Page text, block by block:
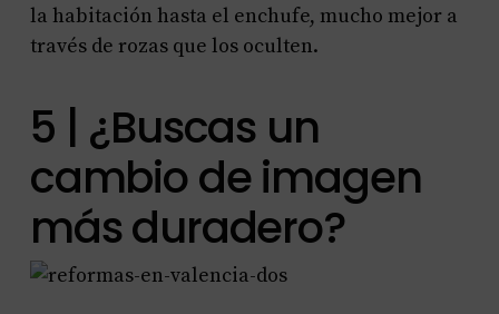
la habitación hasta el enchufe, mucho mejor a
través de rozas que los oculten.
5 | ¿Buscas un
cambio de imagen
más duradero?